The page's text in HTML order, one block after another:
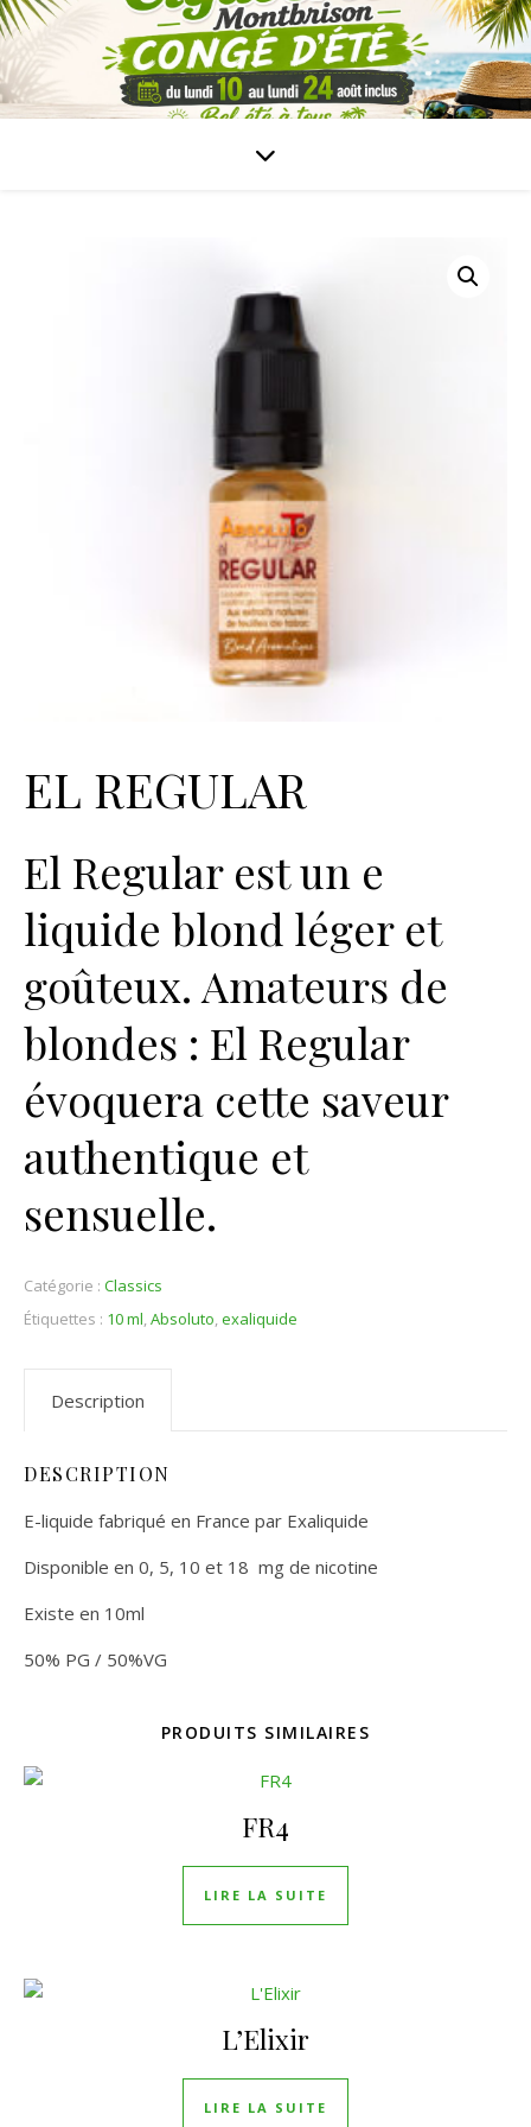
EL REGULAR
El Regular est un e
liquide blond léger et
goûteux. Amateurs de
blondes : El Regular
évoquera cette saveur
authentique et
sensuelle.
Catégorie : Classics
Étiquettes : 10 ml,Absoluto,exaliquide
Description
DESCRIPTION
E-liquide fabriqué en France par Exaliquide
Disponible en 0, 5, 10 et 18 mg de nicotine
Existe en 10ml
50% PG / 50%VG
PRODUITS SIMILAIRES
FR4
LIRE LA SUITE
L’Elixir
LIRE LA SUITE